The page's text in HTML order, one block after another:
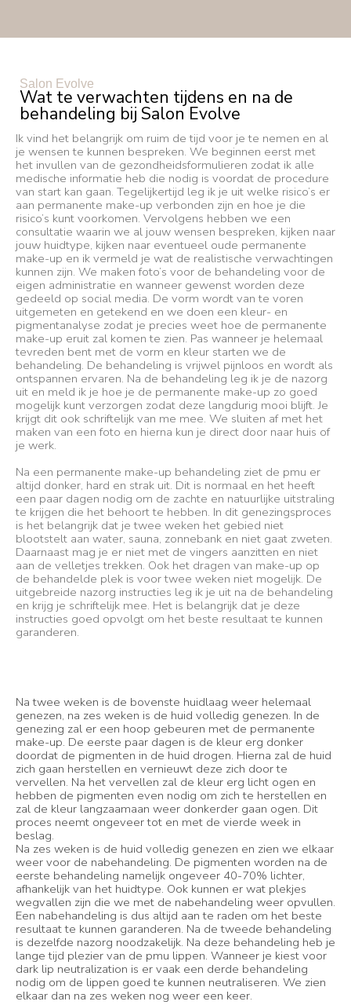
Salon Evolve
Wat te verwachten tijdens en na de
behandeling bij Salon Evolve
Ik vind het belangrijk om ruim de tijd voor je te nemen en al
je wensen te kunnen bespreken. We beginnen eerst met
het invullen van de gezondheidsformulieren zodat ik alle
medische informatie heb die nodig is voordat de procedure
van start kan gaan. Tegelijkertijd leg ik je uit welke risico’s er
aan permanente make-up verbonden zijn en hoe je die
risico’s kunt voorkomen. Vervolgens hebben we een
consultatie waarin we al jouw wensen bespreken, kijken naar
jouw huidtype, kijken naar eventueel oude permanente
make-up en ik vermeld je wat de realistische verwachtingen
kunnen zijn. We maken foto’s voor de behandeling voor de
eigen administratie en wanneer gewenst worden deze
gedeeld op social media. De vorm wordt van te voren
uitgemeten en getekend en we doen een kleur- en
pigmentanalyse zodat je precies weet hoe de permanente
make-up eruit zal komen te zien. Pas wanneer je helemaal
tevreden bent met de vorm en kleur starten we de
behandeling. De behandeling is vrijwel pijnloos en wordt als
ontspannen ervaren. Na de behandeling leg ik je de nazorg
uit en meld ik je hoe je de permanente make-up zo goed
mogelijk kunt verzorgen zodat deze langdurig mooi blijft. Je
krijgt dit ook schriftelijk van me mee. We sluiten af met het
maken van een foto en hierna kun je direct door naar huis of
je werk.
Na een permanente make-up behandeling ziet de pmu er
altijd donker, hard en strak uit. Dit is normaal en het heeft
een paar dagen nodig om de zachte en natuurlijke uitstraling
te krijgen die het behoort te hebben. In dit genezingsproces
is het belangrijk dat je twee weken het gebied niet
blootstelt aan water, sauna, zonnebank en niet gaat zweten.
Daarnaast mag je er niet met de vingers aanzitten en niet
aan de velletjes trekken. Ook het dragen van make-up op
de behandelde plek is voor twee weken niet mogelijk. De
uitgebreide nazorg instructies leg ik je uit na de behandeling
en krijg je schriftelijk mee. Het is belangrijk dat je deze
instructies goed opvolgt om het beste resultaat te kunnen
garanderen.
Na twee weken is de bovenste huidlaag weer helemaal
genezen, na zes weken is de huid volledig genezen. In de
genezing zal er een hoop gebeuren met de permanente
make-up. De eerste paar dagen is de kleur erg donker
doordat de pigmenten in de huid drogen. Hierna zal de huid
zich gaan herstellen en vernieuwt deze zich door te
vervellen. Na het vervellen zal de kleur erg licht ogen en
hebben de pigmenten even nodig om zich te herstellen en
zal de kleur langzaamaan weer donkerder gaan ogen. Dit
proces neemt ongeveer tot en met de vierde week in
beslag.
Na zes weken is de huid volledig genezen en zien we elkaar
weer voor de nabehandeling. De pigmenten worden na de
eerste behandeling namelijk ongeveer 40-70% lichter,
afhankelijk van het huidtype. Ook kunnen er wat plekjes
wegvallen zijn die we met de nabehandeling weer opvullen.
Een nabehandeling is dus altijd aan te raden om het beste
resultaat te kunnen garanderen. Na de tweede behandeling
is dezelfde nazorg noodzakelijk. Na deze behandeling heb je
lange tijd plezier van de pmu lippen. Wanneer je kiest voor
dark lip neutralization is er vaak een derde behandeling
nodig om de lippen goed te kunnen neutraliseren. We zien
elkaar dan na zes weken nog weer een keer.